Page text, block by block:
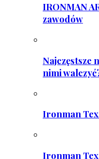
IRONMAN
zawodów
Najczęstsze
nimi
Ironman
Ironman